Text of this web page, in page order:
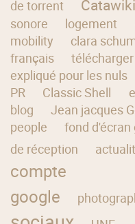
de torrent
Catawiki
sonore
logement
mobility
clara
français
expliqué pour les nuls
PR
Classic Shell
blog
Jean jacques
people
fond
de réception
compte
google